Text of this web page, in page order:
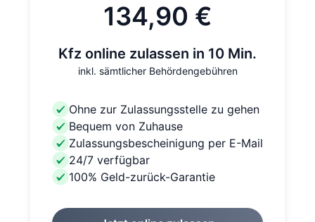
134,90 €
Kfz online zulassen in 10 Min.
inkl. sämtlicher Behördengebühren
Ohne zur Zulassungsstelle zu gehen
Bequem von Zuhause
Zulassungsbescheinigung per E-Mail
24/7 verfügbar
100% Geld-zurück-Garantie